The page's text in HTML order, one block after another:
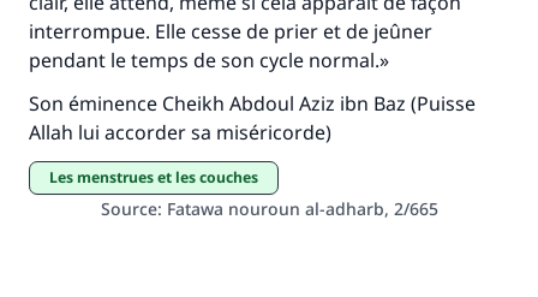
interrompue. Elle cesse de prier et de jeûner
pendant le temps de son cycle normal.»
Son éminence Cheikh Abdoul Aziz ibn Baz (Puisse
Allah lui accorder sa miséricorde)
Les menstrues et les couches
Source: Fatawa nouroun al-adharb, 2/665
Soutenez IslamQA